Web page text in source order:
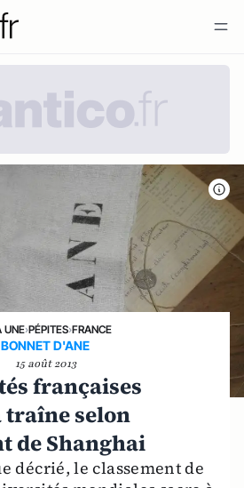
UNE›PÉPITES›FRANCE
BONNET D'ANE
15 août 2013
françaises
selon
de Shanghai
décrié, le classement de